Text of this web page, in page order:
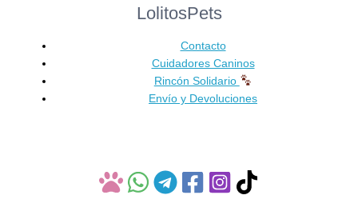
elegir
la
página
de
producto
LolitosPets
Contacto
Cuidadores Caninos
Rincón Solidario
Envío y Devoluciones